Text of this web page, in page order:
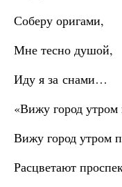
Соберу оригами,
Мне тесно душой,
Иду я за снами…
«Вижу город
Вижу город утром
Расцветают